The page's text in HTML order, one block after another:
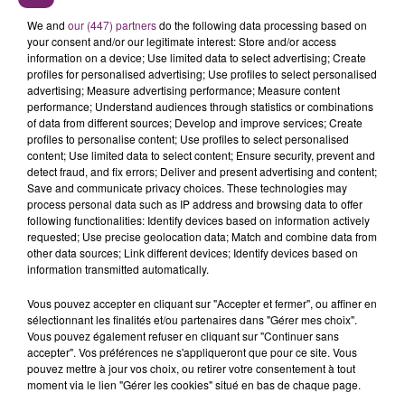
We and our (447) partnersdo the following data processing based on
your consent and/or our legitimate interest: Store and/or access
information on a device; Use limited data to select advertising; Create
profiles for personalised advertising; Use profiles to select personalised
advertising; Measure advertising performance; Measure content
performance; Understand audiences through statistics or combinations
of data from different sources; Develop and improve services; Create
profiles to personalise content; Use profiles to select personalised
content; Use limited data to select content; Ensure security, prevent and
detect fraud, and fix errors; Deliver and present advertising and content;
Save and communicate privacy choices. These technologies may
process personal data such as IP address and browsing data to offer
following functionalities: Identify devices based on information actively
requested; Use precise geolocation data; Match and combine data from
other data sources; Link different devices; Identify devices based on
information transmitted automatically.
Vous pouvez accepter en cliquant sur "Accepter et fermer", ou affiner en
sélectionnant les finalités et/ou partenaires dans "Gérer mes choix".
Vous pouvez également refuser en cliquant sur "Continuer sans
accepter". Vos préférences ne s'appliqueront que pour ce site. Vous
pouvez mettre à jour vos choix, ou retirer votre consentement à tout
moment via le lien "Gérer les cookies" situé en bas de chaque page.